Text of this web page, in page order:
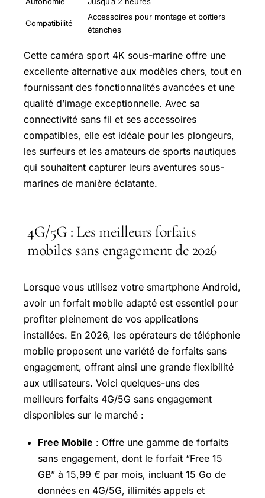
Compatibilité
Accessoires pour montage et boîtiers
étanches
Cette caméra sport 4K sous-marine offre une
excellente alternative aux modèles chers, tout en
fournissant des fonctionnalités avancées et une
qualité d’image exceptionnelle. Avec sa
connectivité sans fil et ses accessoires
compatibles, elle est idéale pour les plongeurs,
les surfeurs et les amateurs de sports nautiques
qui souhaitent capturer leurs aventures sous-
marines de manière éclatante.
4G/5G : Les meilleurs forfaits
mobiles sans engagement de 2026
Lorsque vous utilisez votre smartphone Android,
avoir un forfait mobile adapté est essentiel pour
profiter pleinement de vos applications
installées. En 2026, les opérateurs de téléphonie
mobile proposent une variété de forfaits sans
engagement, offrant ainsi une grande flexibilité
aux utilisateurs. Voici quelques-uns des
meilleurs forfaits 4G/5G sans engagement
disponibles sur le marché :
Free Mobile : Offre une gamme de forfaits
sans engagement, dont le forfait “Free 15
GB” à 15,99 € par mois, incluant 15 Go de
données en 4G/5G, illimités appels et